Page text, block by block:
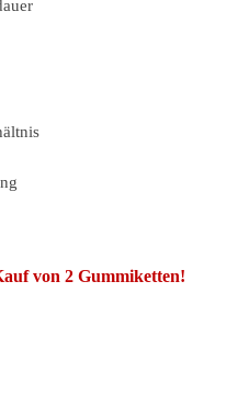
von 2 Gummiketten!